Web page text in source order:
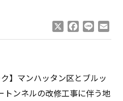
Facebook
Line
】マンハッタン区とブルッ
トンネルの改修工事に伴う地